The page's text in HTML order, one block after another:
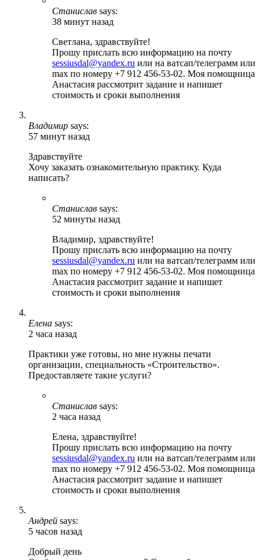
Станислав says:
38 минут назад
Светлана, здравствуйте!
Прошу прислать всю информацию на почту
sessiusdal@yandex.ru или на ватсап/телеграмм или
max по номеру +7 912 456-53-02. Моя помощница
Анастасия рассмотрит задание и напишет
стоимость и сроки выполнения
Владимир says:
57 минут назад
Здравствуйте
Хочу заказать ознакомительную практику. Куда
написать?
Станислав says:
52 минуты назад
Владимир, здравствуйте!
Прошу прислать всю информацию на почту
sessiusdal@yandex.ru или на ватсап/телеграмм или
max по номеру +7 912 456-53-02. Моя помощница
Анастасия рассмотрит задание и напишет
стоимость и сроки выполнения
Елена says:
2 часа назад
Практики уже готовы, но мне нужны печати
организации, специальность «Строительство».
Предоставляете такие услуги?
Станислав says:
2 часа назад
Елена, здравствуйте!
Прошу прислать всю информацию на почту
sessiusdal@yandex.ru или на ватсап/телеграмм или
max по номеру +7 912 456-53-02. Моя помощница
Анастасия рассмотрит задание и напишет
стоимость и сроки выполнения
Андрей says:
5 часов назад
Добрый день